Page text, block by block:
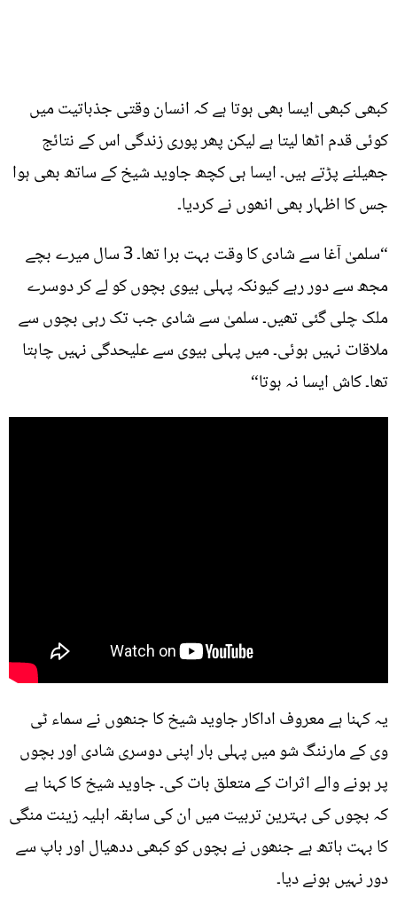
کبھی کبھی ایسا بھی ہوتا ہے کہ انسان وقتی جذباتیت میں
کوئی قدم اٹھا لیتا ہے لیکن پھر پوری زندگی اس کے نتائج
جھیلنے پڑتے ہیں۔ ایسا ہی کچھ جاوید شیخ کے ساتھ بھی ہوا
جس کا اظہار بھی انھوں نے کردیا۔
“سلمیٰ آغا سے شادی کا وقت بہت برا تھا۔ 3 سال میرے بچے
مجھ سے دور رہے کیونکہ پہلی بیوی بچوں کو لے کر دوسرے
ملک چلی گئی تھیں۔ سلمیٰ سے شادی جب تک رہی بچوں سے
ملاقات نہیں ہوئی۔ میں پہلی بیوی سے علیحدگی نہیں چاہتا
تھا۔ کاش ایسا نہ ہوتا“
یہ کہنا ہے معروف اداکار جاوید شیخ کا جنھوں نے سماء ٹی
وی کے مارننگ شو میں پہلی بار اپنی دوسری شادی اور بچوں
پر ہونے والے اثرات کے متعلق بات کی۔ جاوید شیخ کا کہنا ہے
کہ بچوں کی بہترین تربیت میں ان کی سابقہ اہلیہ زینت منگی
کا بہت ہاتھ ہے جنھوں نے بچوں کو کبھی ددھیال اور باپ سے
دور نہیں ہونے دیا۔